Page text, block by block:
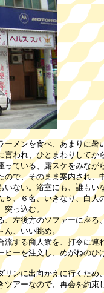
メンを食べ、あまりに暑
ひとまわりしてから来
、露スケをみながら
のまま案内され、中
浴室にも、誰もいな
いきなり、白人のお
込む。
のソファーに座る、
いい眺め。
人衆を、打令に連れて
し、めがねのひげの
ンに出向かえに行くため
ので、再会を約束し